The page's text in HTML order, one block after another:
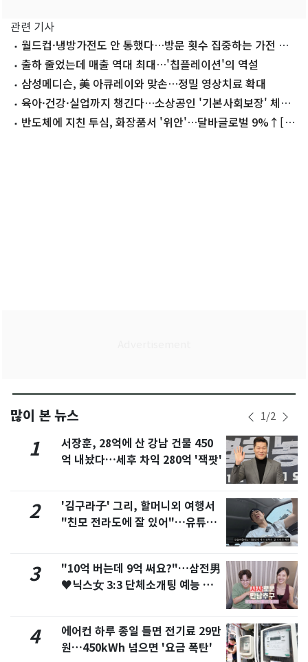
관련 기사
월드컵·냉방가전도 안 통했다…방문 횟수 집중하는 가전 양
판점출하 줄었는데 매출 역대 최대…'칩플레이션'의 역설
삼성메디슨, 美 아큐레이와 맞손…정밀 영상치료 확대
육아·건강·실업까지 챙긴다…소상공인 '기본사회보장' 체계
구축반도체에 지친 투심, 화장품서 '위안'…달바글로벌 9%↑[핫
많이 본 뉴스 1/2
1
서장훈, 28억에 산 강남 건물 450
억 내놨다…세후 차익 280억 '잭팟'
2
'김구라子' 그리, 할머니외 여행서
"친모 전라도에 잘 있어"…유튜브
3
"10억 버는데 9억 써요?"…삼전男
♥닉스女 3:3 단체소개팅 예능 화
4
에어컨 하루 종일 틀면 전기료 29만
원…450kWh 넘으면 '요금 폭탄'